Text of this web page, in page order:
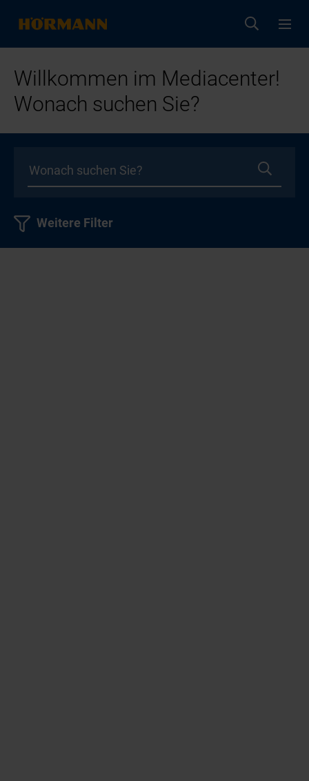
Willkommen im Mediacenter!
Wonach suchen Sie?
Weitere Filter